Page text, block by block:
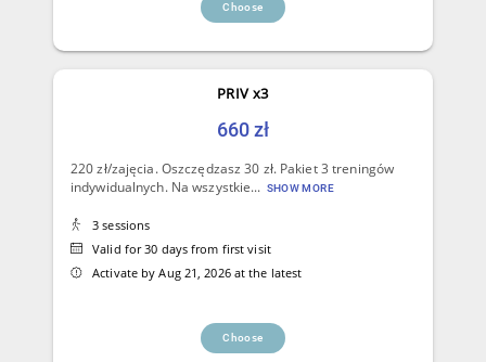
Choose
PRIV x3
660 zł
220 zł/zajęcia. Oszczędzasz 30 zł. Pakiet 3 treningów
indywidualnych. Na wszystkie...
SHOW MORE
3 sessions
Valid for 30 days from first visit
Activate by Aug 21, 2026 at the latest
Choose